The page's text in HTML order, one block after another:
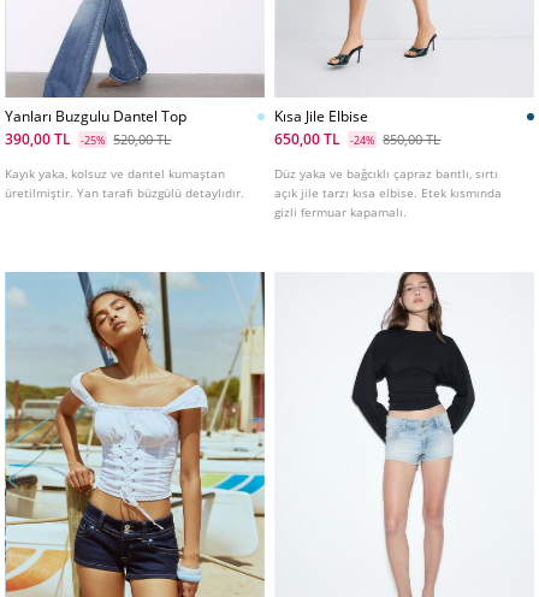
Yanları Buzgulu Dantel Top
390,00 TL
-25% 520,00 TL
Kayık yaka, kolsuz ve dantel kumaştan
üretilmiştir. Yan tarafı büzgülü detaylıdır.
Kısa Jile Elbise
650,00 TL
-24% 850,00 TL
Düz yaka ve bağcıklı çapraz bantlı, sırtı
açık jile tarzı kısa elbise. Etek kısmında
gizli fermuar kapamalı.